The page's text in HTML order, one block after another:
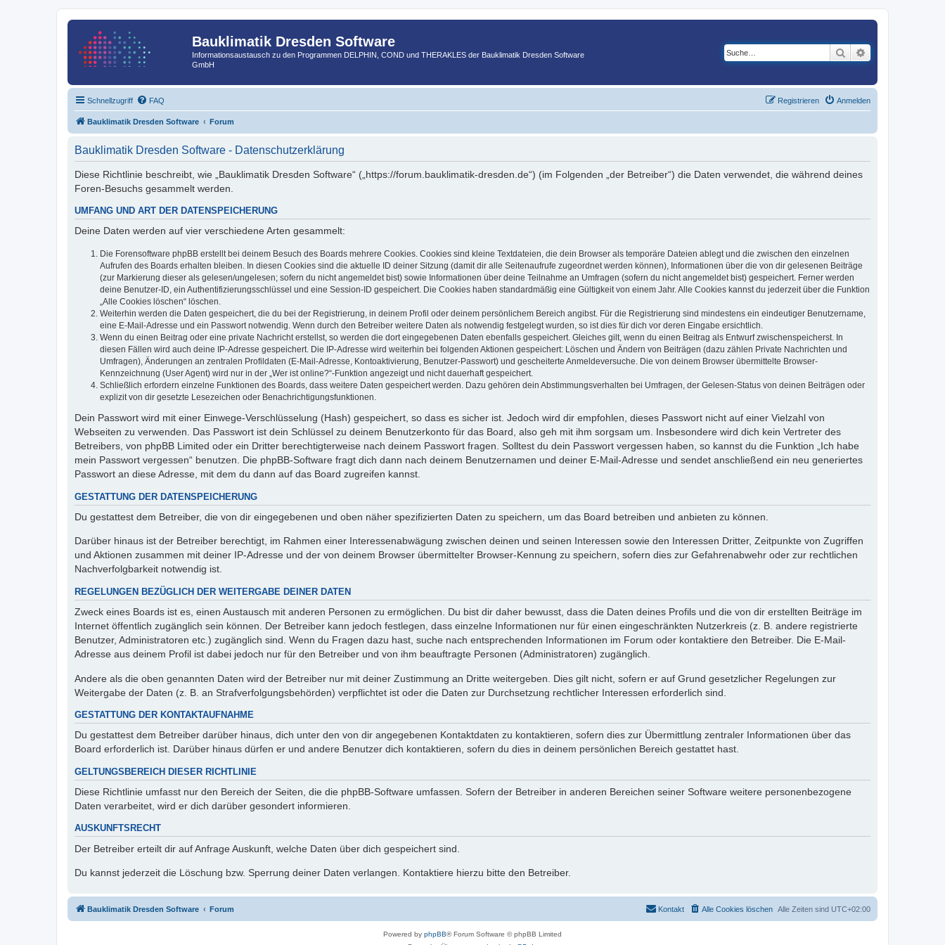
Bauklimatik Dresden Software
Informationsaustausch zu den Programmen DELPHIN, COND und THERAKLES der Bauklimatik Dresden Software
GmbH
Suche
Schnellzugriff FAQ Anmelden
Registrieren
Bauklimatik Dresden Software Forum
Bauklimatik Dresden Software - Datenschutzerklärung
Diese Richtlinie beschreibt, wie „Bauklimatik Dresden Software“ („https://forum.bauklimatik-dresden.de“) (im Folgenden „der Betreiber“) die Daten verwendet, die während deines
Foren-Besuchs gesammelt werden.
UMFANG UND ART DER DATENSPEICHERUNG
Deine Daten werden auf vier verschiedene Arten gesammelt:
Die Forensoftware phpBB erstellt bei deinem Besuch des Boards mehrere Cookies. Cookies sind kleine Textdateien, die dein Browser als temporäre Dateien ablegt und die zwischen den einzelnen
Aufrufen des Boards erhalten bleiben. In diesen Cookies sind die aktuelle ID deiner Sitzung (damit dir alle Seitenaufrufe zugeordnet werden können), Informationen über die von dir gelesenen Beiträge
(zur Markierung dieser als gelesen/ungelesen; sofern du nicht angemeldet bist) sowie Informationen über deine Teilnahme an Umfragen (sofern du nicht angemeldet bist) gespeichert. Ferner werden
deine Benutzer-ID, ein Authentifizierungsschlüssel und eine Session-ID gespeichert. Die Cookies haben standardmäßig eine Gültigkeit von einem Jahr. Alle Cookies kannst du jederzeit über die Funktion
„Alle Cookies löschen“ löschen.
Weiterhin werden die Daten gespeichert, die du bei der Registrierung, in deinem Profil oder deinem persönlichem Bereich angibst. Für die Registrierung sind mindestens ein eindeutiger Benutzername,
eine E-Mail-Adresse und ein Passwort notwendig. Wenn durch den Betreiber weitere Daten als notwendig festgelegt wurden, so ist dies für dich vor deren Eingabe ersichtlich.
Wenn du einen Beitrag oder eine private Nachricht erstellst, so werden die dort eingegebenen Daten ebenfalls gespeichert. Gleiches gilt, wenn du einen Beitrag als Entwurf zwischenspeicherst. In
diesen Fällen wird auch deine IP-Adresse gespeichert. Die IP-Adresse wird weiterhin bei folgenden Aktionen gespeichert: Löschen und Ändern von Beiträgen (dazu zählen Private Nachrichten und
Umfragen), Änderungen an zentralen Profildaten (E-Mail-Adresse, Kontoaktivierung, Benutzer-Passwort) und gescheiterte Anmeldeversuche. Die von deinem Browser übermittelte Browser-
Kennzeichnung (User Agent) wird nur in der „Wer ist online?“-Funktion angezeigt und nicht dauerhaft gespeichert.
Schließlich erfordern einzelne Funktionen des Boards, dass weitere Daten gespeichert werden. Dazu gehören dein Abstimmungsverhalten bei Umfragen, der Gelesen-Status von deinen Beiträgen oder
explizit von dir gesetzte Lesezeichen oder Benachrichtigungsfunktionen.
Dein Passwort wird mit einer Einwege-Verschlüsselung (Hash) gespeichert, so dass es sicher ist. Jedoch wird dir empfohlen, dieses Passwort nicht auf einer Vielzahl von
Webseiten zu verwenden. Das Passwort ist dein Schlüssel zu deinem Benutzerkonto für das Board, also geh mit ihm sorgsam um. Insbesondere wird dich kein Vertreter des
Betreibers, von phpBB Limited oder ein Dritter berechtigterweise nach deinem Passwort fragen. Solltest du dein Passwort vergessen haben, so kannst du die Funktion „Ich habe
mein Passwort vergessen“ benutzen. Die phpBB-Software fragt dich dann nach deinem Benutzernamen und deiner E-Mail-Adresse und sendet anschließend ein neu generiertes
Passwort an diese Adresse, mit dem du dann auf das Board zugreifen kannst.
GESTATTUNG DER DATENSPEICHERUNG
Du gestattest dem Betreiber, die von dir eingegebenen und oben näher spezifizierten Daten zu speichern, um das Board betreiben und anbieten zu können.
Darüber hinaus ist der Betreiber berechtigt, im Rahmen einer Interessenabwägung zwischen deinen und seinen Interessen sowie den Interessen Dritter, Zeitpunkte von Zugriffen
und Aktionen zusammen mit deiner IP-Adresse und der von deinem Browser übermittelter Browser-Kennung zu speichern, sofern dies zur Gefahrenabwehr oder zur rechtlichen
Nachverfolgbarkeit notwendig ist.
REGELUNGEN BEZÜGLICH DER WEITERGABE DEINER DATEN
Zweck eines Boards ist es, einen Austausch mit anderen Personen zu ermöglichen. Du bist dir daher bewusst, dass die Daten deines Profils und die von dir erstellten Beiträge im
Internet öffentlich zugänglich sein können. Der Betreiber kann jedoch festlegen, dass einzelne Informationen nur für einen eingeschränkten Nutzerkreis (z. B. andere registrierte
Benutzer, Administratoren etc.) zugänglich sind. Wenn du Fragen dazu hast, suche nach entsprechenden Informationen im Forum oder kontaktiere den Betreiber. Die E-Mail-
Adresse aus deinem Profil ist dabei jedoch nur für den Betreiber und von ihm beauftragte Personen (Administratoren) zugänglich.
Andere als die oben genannten Daten wird der Betreiber nur mit deiner Zustimmung an Dritte weitergeben. Dies gilt nicht, sofern er auf Grund gesetzlicher Regelungen zur
Weitergabe der Daten (z. B. an Strafverfolgungsbehörden) verpflichtet ist oder die Daten zur Durchsetzung rechtlicher Interessen erforderlich sind.
GESTATTUNG DER KONTAKTAUFNAHME
Du gestattest dem Betreiber darüber hinaus, dich unter den von dir angegebenen Kontaktdaten zu kontaktieren, sofern dies zur Übermittlung zentraler Informationen über das
Board erforderlich ist. Darüber hinaus dürfen er und andere Benutzer dich kontaktieren, sofern du dies in deinem persönlichen Bereich gestattet hast.
GELTUNGSBEREICH DIESER RICHTLINIE
Diese Richtlinie umfasst nur den Bereich der Seiten, die die phpBB-Software umfassen. Sofern der Betreiber in anderen Bereichen seiner Software weitere personenbezogene
Daten verarbeitet, wird er dich darüber gesondert informieren.
AUSKUNFTSRECHT
Der Betreiber erteilt dir auf Anfrage Auskunft, welche Daten über dich gespeichert sind.
Du kannst jederzeit die Löschung bzw. Sperrung deiner Daten verlangen. Kontaktiere hierzu bitte den Betreiber.
Bauklimatik Dresden Software Forum Alle Zeiten sind UTC+02:00
Alle Cookies löschen
Kontakt
Powered by phpBB® Forum Software © phpBB Limited